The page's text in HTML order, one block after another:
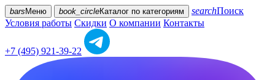
bars Меню book_circleКаталог по категориям searchПоиск
Условия работы Скидки О компании Контакты
+7 (495) 921-39-22